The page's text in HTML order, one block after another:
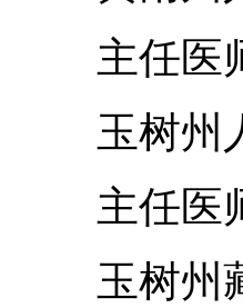
主任医
玉树州
主任医
玉树州